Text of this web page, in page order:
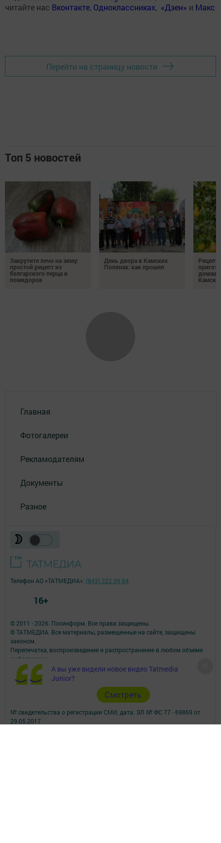
читайте нас Вконтакте, Одноклассниках, «Дзен» и Макс
Перейти на страницу новости
Топ 5 новостей
Закрутите лечо на зиму:
простой рецепт из
болгарского перца и
помидоров
День двора в Камских
Полянах: как прошел
Главная
Фотогалереи
Рекламодателям
Документы
Разное
А вы уже видели новое видео Tatmedia
Junior?
Cмотреть
© 2011 - 2026. Посинформ. Все права защищены.
© ТАТМЕДИА. Все материалы, размещенные на сайте, защищены
законом.
Перепечатка, воспроизведение и распространение в любом объеме
информации,
размещенной на сайте, возможна только с письменного согласия
редакций СМИ.
При поддержке Республиканского агентства по печати и массовым
Наименование СМИ: Посинформ
№ свидетельства о регистрации СМИ, дата: ЭЛ № ФС 77 - 69869 от
29.05.2017
Телефон АО «ТАТМЕДИА»: (843) 222 09 84
16+